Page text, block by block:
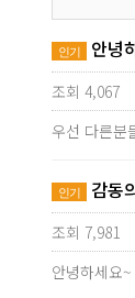
인기 안녕
조회 4,067
우선 다른분
인기 감동
조회 7,981
안녕하세요